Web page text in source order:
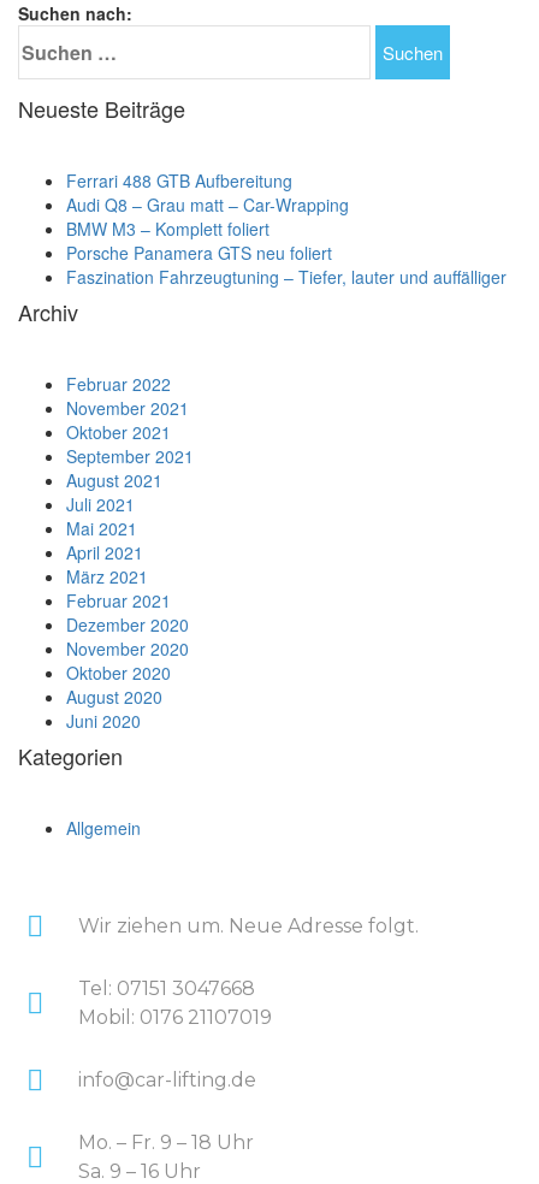
Suchen nach:
Neueste Beiträge
Ferrari 488 GTB Aufbereitung
Audi Q8 – Grau matt – Car-Wrapping
BMW M3 – Komplett foliert
Porsche Panamera GTS neu foliert
Faszination Fahrzeugtuning – Tiefer, lauter und auffälliger
Archiv
Februar 2022
November 2021
Oktober 2021
September 2021
August 2021
Juli 2021
Mai 2021
April 2021
März 2021
Februar 2021
Dezember 2020
November 2020
Oktober 2020
August 2020
Juni 2020
Kategorien
Allgemein
Wir ziehen um. Neue Adresse folgt.
Tel: 07151 3047668
Mobil: 0176 21107019
info@car-lifting.de
Mo. – Fr. 9 – 18 Uhr
Sa. 9 – 16 Uhr